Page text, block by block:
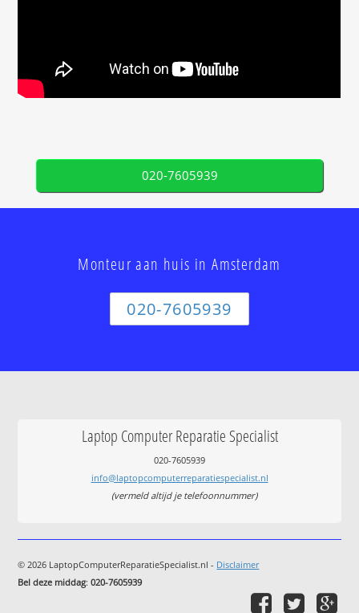
020-7605939
Monteur aan huis in Amsterdam
020-7605939
Laptop Computer Reparatie Specialist
020-7605939
info@laptopcomputerreparatiespecialist.nl
(vermeld altijd je telefoonnummer)
© 2026 LaptopComputerReparatieSpecialist.nl - Disclaimer
Bel deze middag:020-7605939